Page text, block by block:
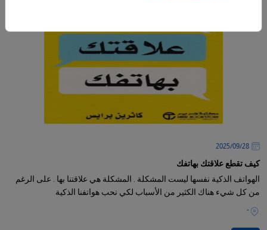
28‏/09‏/2025
كيف تقطع علاقتك بهاتفك
الهواتف الذكية نفسها ليست المشكلة . المشكلة هي علاقتنا بها . على الرغم
من كل شيء هناك الكثير من الأسباب لكي نحب هواتفنا الذكية
-